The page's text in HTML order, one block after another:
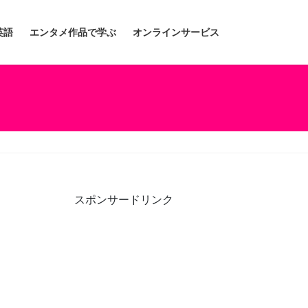
語 エンタメ作品で学ぶ オンラインサービス
スポンサードリンク